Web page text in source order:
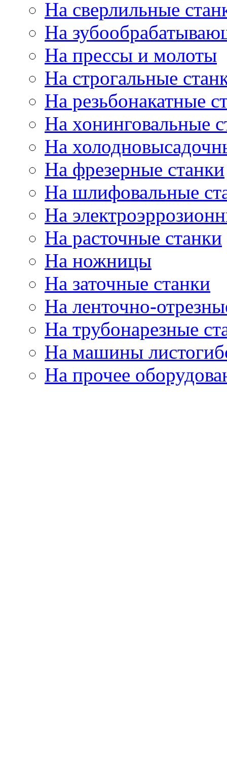
На сверлильные
На
На прессы и молоты
На строгальные
На резьбонакатные
На хонинговальные
На
На фрезерные станки
На шлифовальные
На
На расточные станки
На ножницы
На заточные станки
На ленточно-
На трубонарезные
На машины
На прочее